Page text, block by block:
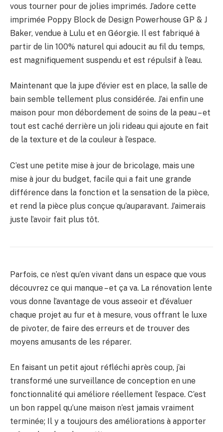
vous tourner pour de jolies imprimés. J’adore cette
imprimée Poppy Block de Design Powerhouse GP & J
Baker, vendue à Lulu et en Géorgie. Il est fabriqué à
partir de lin 100% naturel qui adoucit au fil du temps,
est magnifiquement suspendu et est répulsif à l’eau.
Maintenant que la jupe d’évier est en place, la salle de
bain semble tellement plus considérée. J’ai enfin une
maison pour mon débordement de soins de la peau – et
tout est caché derrière un joli rideau qui ajoute en fait
de la texture et de la couleur à l’espace.
C’est une petite mise à jour de bricolage, mais une
mise à jour du budget, facile qui a fait une grande
différence dans la fonction et la sensation de la pièce,
et rend la pièce plus conçue qu’auparavant. J’aimerais
juste l’avoir fait plus tôt.
Parfois, ce n’est qu’en vivant dans un espace que vous
découvrez ce qui manque – et ça va. La rénovation lente
vous donne l’avantage de vous asseoir et d’évaluer
chaque projet au fur et à mesure, vous offrant le luxe
de pivoter, de faire des erreurs et de trouver des
moyens amusants de les réparer.
En faisant un petit ajout réfléchi après coup, j’ai
transformé une surveillance de conception en une
fonctionnalité qui améliore réellement l’espace. C’est
un bon rappel qu’une maison n’est jamais vraiment
terminée; Il y a toujours des améliorations à apporter